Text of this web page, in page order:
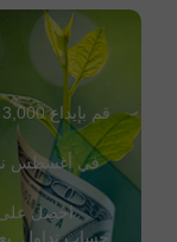
قم بإيداع 3,000 دولار في حسابك واحصل على
في أغسطس
حساب تداول.